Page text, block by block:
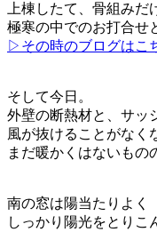
上棟したて、骨組み
極寒の中でのお打合せ
▷その時のブログはこ
そして今日。
外壁の断熱材と、サッ
風が抜けることがなく
まだ暖かくはないもの
南の窓は陽当たりよく
しっかり陽光をとりこ